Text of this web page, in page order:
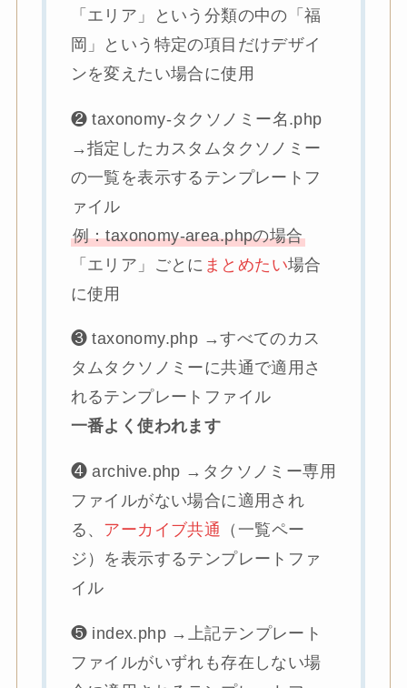
「エリア」という分類の中の「福
岡」という特定の項目だけデザイ
ンを変えたい場合に使用
❷ taxonomy-タクソノミー名.php
→指定したカスタムタクソノミー
の一覧を表示するテンプレートフ
ァイル
例：taxonomy-area.phpの場合
「エリア」ごとに まとめたい場合
に使用
❸ taxonomy.php →すべてのカス
タムタクソノミーに共通で適用さ
れるテンプレートファイル
一番よく使われます
❹ archive.php →タクソノミー専用
ファイルがない場合に適用され
る、 アーカイブ共通
（一覧ペー
ジ）を表示するテンプレートファ
イル
❺ index.php →上記テンプレート
ファイルがいずれも存在しない場